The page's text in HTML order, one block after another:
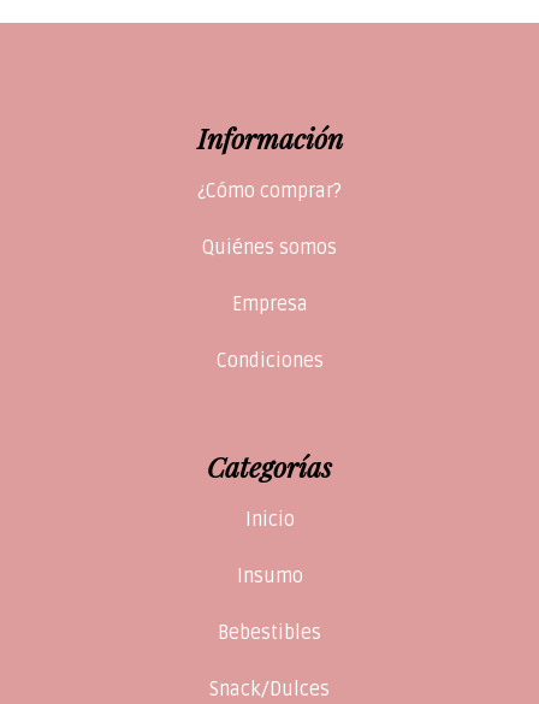
Información
¿Cómo comprar?
Quiénes somos
Empresa
Condiciones
Categorías
Inicio
Insumo
Bebestibles
Snack/Dulces